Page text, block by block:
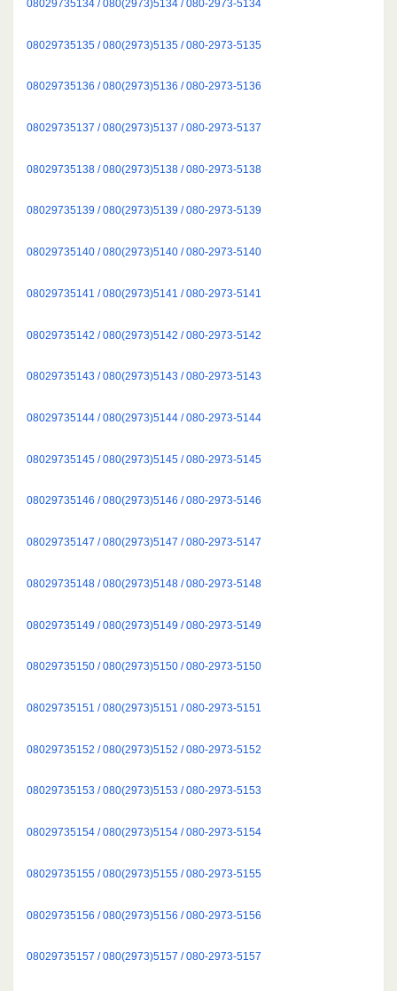
08029735134 / 080(2973)5134 / 080-2973-5134
08029735135 / 080(2973)5135 / 080-2973-5135
08029735136 / 080(2973)5136 / 080-2973-5136
08029735137 / 080(2973)5137 / 080-2973-5137
08029735138 / 080(2973)5138 / 080-2973-5138
08029735139 / 080(2973)5139 / 080-2973-5139
08029735140 / 080(2973)5140 / 080-2973-5140
08029735141 / 080(2973)5141 / 080-2973-5141
08029735142 / 080(2973)5142 / 080-2973-5142
08029735143 / 080(2973)5143 / 080-2973-5143
08029735144 / 080(2973)5144 / 080-2973-5144
08029735145 / 080(2973)5145 / 080-2973-5145
08029735146 / 080(2973)5146 / 080-2973-5146
08029735147 / 080(2973)5147 / 080-2973-5147
08029735148 / 080(2973)5148 / 080-2973-5148
08029735149 / 080(2973)5149 / 080-2973-5149
08029735150 / 080(2973)5150 / 080-2973-5150
08029735151 / 080(2973)5151 / 080-2973-5151
08029735152 / 080(2973)5152 / 080-2973-5152
08029735153 / 080(2973)5153 / 080-2973-5153
08029735154 / 080(2973)5154 / 080-2973-5154
08029735155 / 080(2973)5155 / 080-2973-5155
08029735156 / 080(2973)5156 / 080-2973-5156
08029735157 / 080(2973)5157 / 080-2973-5157